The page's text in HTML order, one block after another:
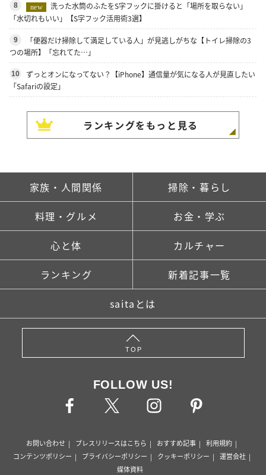
8 new
洗った水筒のふたをS字フックに掛けると「場所を取らない」
「水切れもいい」【S字フック活用術3選】
9
「便器だけ掃除して満足している人」が見逃しがちな【トイレ掃除の3
つの場所】「忘れてた…」
10
ずっとオンになってない？【iPhone】通信量が気になる人が見直したい
「Safariの設定」
ランキングをもっと見る
家族・人間関係 掃除・暮らし
料理・グルメ お金・学ぶ
心と体 カルチャー
ランキング 新着記事一覧
saitaとは
TOP
FOLLOW US!
お問い合わせ プレスリリースはこちら おすすめ記事
利用規約
コンテンツポリシー
プライバシーポリシー クッキーポリシー
運営会社
媒体資料